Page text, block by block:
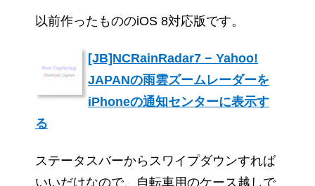
以前作ったもののiOS 8対応版です。
[JB]NCRainRadar7 − Yahoo!
JAPANの雨雲ズームレーダーを
iPhoneの通知センターに表示す
る
ステータスバーからスワイプダウンすれば
いいだけなので、自転車用のケース越しで